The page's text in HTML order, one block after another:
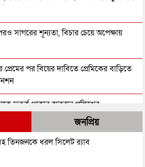
সাগরের শূন্যতা, বিচার চেয়ে অপেক্ষায়
পর বিয়ের দাবিতে প্রেমিকের বাড়িতে
সতর্ক থাকার আহ্বান পুলিশের
হাতে গ্রেপ্তার ১ লাখ ৪২ হাজার
জনপ্রিয়
তিনজনকে ধরল সিলেট র‌্যাব